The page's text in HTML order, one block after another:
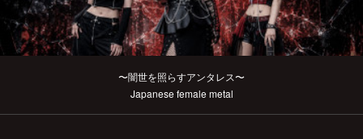
〜闇世を照らすアンタレス〜
Japanese female metal